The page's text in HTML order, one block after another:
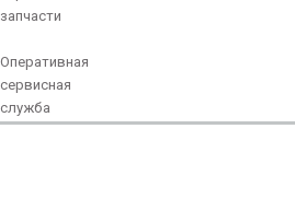
запчасти
Оперативная
сервисная
служба